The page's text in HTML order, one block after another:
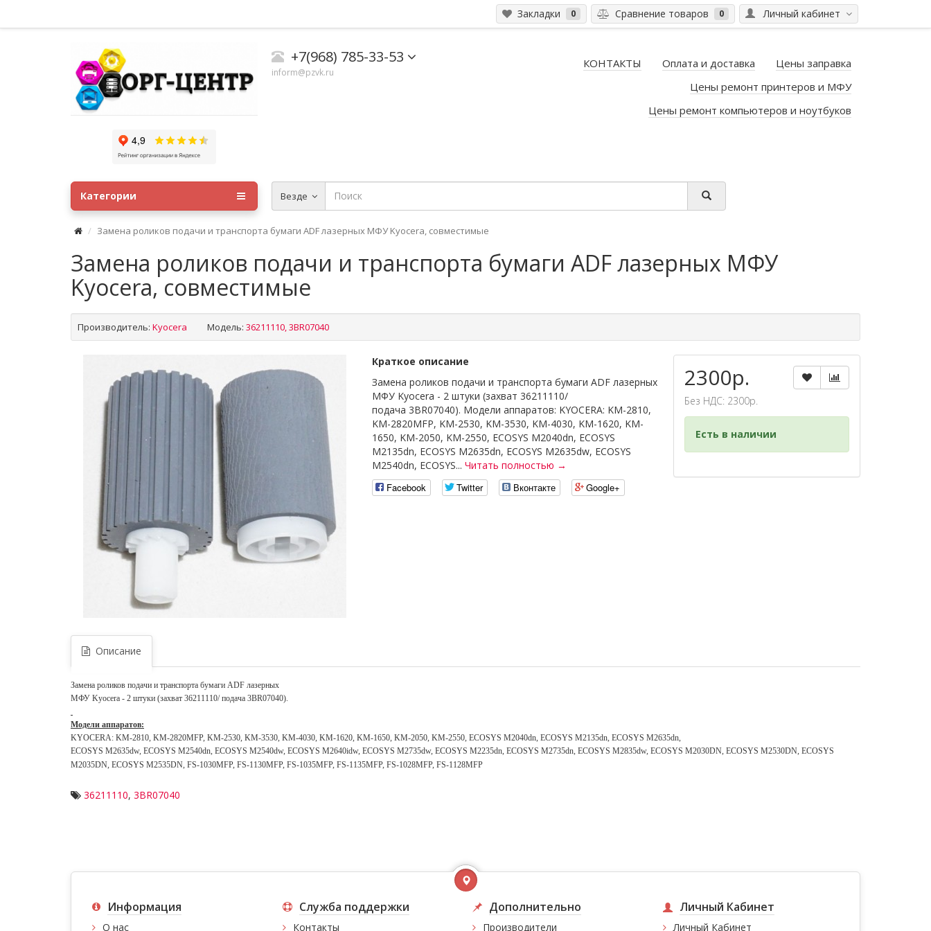
Личный кабинет
Закладки 0 Сравнение товаров 0
+7(968) 785-33-53
inform@pzvk.ru
КОНТАКТЫ Оплата и доставка
Цены заправка
Цены ремонт принтеров и МФУ
Цены ремонт компьютеров и ноутбуков
Везде
Категории
Замена роликов подачи и транспорта бумаги ADF лазерных МФУ Kyocera, совместимые
Замена роликов подачи и транспорта бумаги ADF лазерных МФУ
Kyocera, совместимые
Производитель: Kyocera Модель: 36211110, 3BR07040
Краткое описание
Замена роликов подачи и транспорта бумаги ADF лазерных
МФУ Kyocera - 2 штуки (захват 36211110/
подача 3BR07040). Модели аппаратов: KYOCERA: KM-2810,
KM-2820MFP, KM-2530, KM-3530, KM-4030, KM-1620, KM-
1650, KM-2050, KM-2550, ECOSYS M2040dn, ECOSYS
M2135dn, ECOSYS M2635dn, ECOSYS M2635dw, ECOSYS
M2540dn, ECOSYS... Читать полностью →
Facebook
Twitter Вконтакте Google+
2300р.
Без НДС: 2300р.
Есть в наличии
Описание
Замена роликов подачи и транспорта бумаги ADF лазерных
МФУ Kyocera - 2 штуки (захват 36211110/ подача 3BR07040).
Модели аппаратов:
KYOCERA: KM-2810, KM-2820MFP, KM-2530, KM-3530, KM-4030, KM-1620, KM-1650, KM-2050, KM-2550, ECOSYS M2040dn, ECOSYS M2135dn, ECOSYS M2635dn,
ECOSYS M2635dw, ECOSYS M2540dn, ECOSYS M2540dw, ECOSYS M2640idw, ECOSYS M2735dw, ECOSYS M2235dn, ECOSYS M2735dn, ECOSYS M2835dw, ECOSYS M2030DN, ECOSYS M2530DN, ECOSYS
M2035DN, ECOSYS M2535DN, FS-1030MFP, FS-1130MFP, FS-1035MFP, FS-1135MFP, FS-1028MFP, FS-1128MFP
36211110, 3BR07040
Информация
О нас
Служба поддержки
Контакты
Дополнительно
Производители
Личный Кабинет
Личный Кабинет